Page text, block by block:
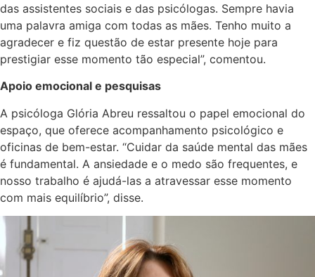
das assistentes sociais e das psicólogas. Sempre havia
uma palavra amiga com todas as mães. Tenho muito a
agradecer e fiz questão de estar presente hoje para
prestigiar esse momento tão especial”, comentou.
Apoio emocional e pesquisas
A psicóloga Glória Abreu ressaltou o papel emocional do
espaço, que oferece acompanhamento psicológico e
oficinas de bem-estar. “Cuidar da saúde mental das mães
é fundamental. A ansiedade e o medo são frequentes, e
nosso trabalho é ajudá-las a atravessar esse momento
com mais equilíbrio”, disse.